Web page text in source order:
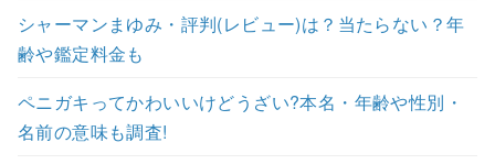
シャーマンまゆみ・評判(レビュー)は？当たらない？年
齢や鑑定料金も
ペニガキってかわいいけどうざい?本名・年齢や性別・
名前の意味も調査!